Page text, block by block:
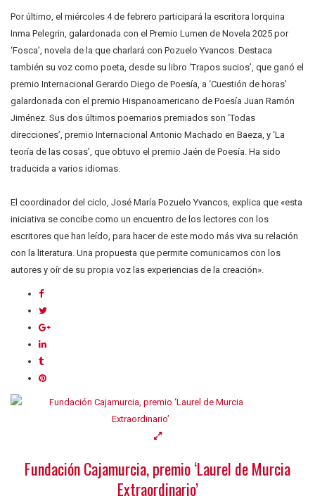
Por último, el miércoles 4 de febrero participará la escritora lorquina
Inma Pelegrin, galardonada con el Premio Lumen de Novela 2025 por
‘Fosca’, novela de la que charlará con Pozuelo Yvancos. Destaca
también su voz como poeta, desde su libro ‘Trapos sucios’, que ganó el
premio Internacional Gerardo Diego de Poesía, a ‘Cuestión de horas’
galardonada con el premio Hispanoamericano de Poesía Juan Ramón
Jiménez. Sus dos últimos poemarios premiados son ‘Todas
direcciones’, premio Internacional Antonio Machado en Baeza, y ‘La
teoría de las cosas’, que obtuvo el premio Jaén de Poesía. Ha sido
traducida a varios idiomas.
El coordinador del ciclo, José María Pozuelo Yvancos, explica que «esta
iniciativa se concibe como un encuentro de los lectores con los
escritores que han leído, para hacer de este modo más viva su relación
con la literatura. Una propuesta que permite comunicarnos con los
autores y oír de su propia voz las experiencias de la creación».
Fundación Cajamurcia, premio ‘Laurel de Murcia
Extraordinario’